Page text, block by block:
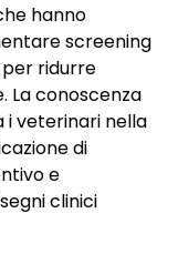
hanno
screening
ridurre
La conoscenza
i veterinari nella
di
e
clinici